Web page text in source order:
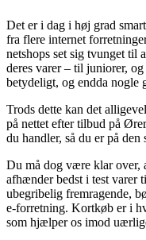
Det er i dag i høj grad
fra flere internet
netshops set sig tvunget til
deres varer – til juniorer,
betydeligt, og endda nogle
Trods dette kan det
på nettet efter tilbud på
du handler, så du er på
Du må dog være klar over,
afhænder bedst i test varer
ubegribelig fremragende,
e-forretning. Kortkøb er i
som hjælper os imod